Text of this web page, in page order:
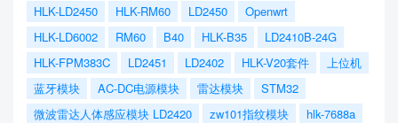
HLK-LD2450
HLK-RM60 LD2450
Openwrt
HLK-LD6002
RM60 B40 HLK-B35
LD2410B-24G
HLK-FPM383C
LD2451 LD2402 HLK-V20套件
上位机
蓝牙模块
AC-DC电源模块 雷达模块
STM32
微波雷达人体感应模块 LD2420
zw101指纹模块
hlk-7688a